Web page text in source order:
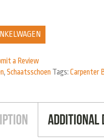
a Review
, Schaatsschoen Tags: Carpenter
Additional